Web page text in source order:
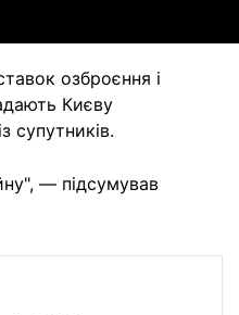
озброєння і
Києву
супутників.
— підсумував